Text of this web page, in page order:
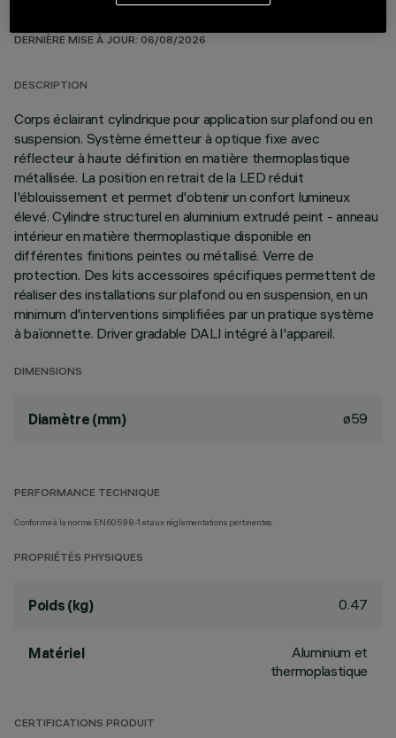
DERNIÈRE MISE À JOUR: 06/08/2026
DESCRIPTION
Corps éclairant cylindrique pour application sur plafond ou en
suspension. Système émetteur à optique fixe avec
réflecteur à haute définition en matière thermoplastique
métallisée. La position en retrait de la LED réduit
l'éblouissement et permet d'obtenir un confort lumineux
élevé. Cylindre structurel en aluminium extrudé peint - anneau
intérieur en matière thermoplastique disponible en
différentes finitions peintes ou métallisé. Verre de
protection. Des kits accessoires spécifiques permettent de
réaliser des installations sur plafond ou en suspension, en un
minimum d'interventions simplifiées par un pratique système
à baïonnette. Driver gradable DALI intégré à l'appareil.
DIMENSIONS
Diamètre (mm) ø59
PERFORMANCE TECHNIQUE
Conforme à la norme EN60598-1 et aux réglementations pertinentes.
PROPRIÉTÉS PHYSIQUES
Poids (kg) 0.47
Matériel
Aluminium et
thermoplastique
CERTIFICATIONS PRODUIT